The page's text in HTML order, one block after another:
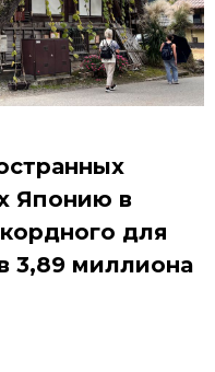
Français
Español
Японию в
для
3,89 миллиона